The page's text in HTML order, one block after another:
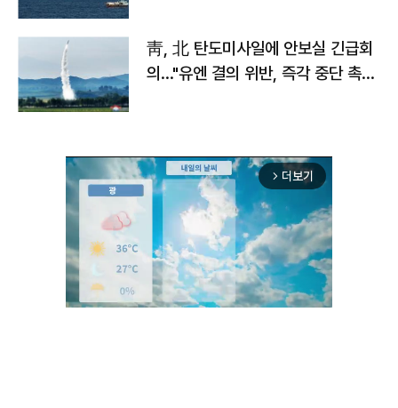
靑, 北 탄도미사일에 안보실 긴급회
의…"유엔 결의 위반, 즉각 중단 촉
arrow_forward_ios 더보기